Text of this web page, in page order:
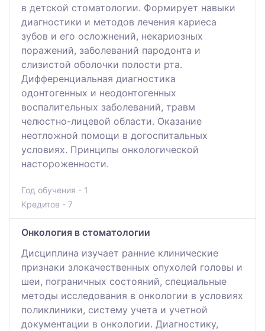
в детской стоматологии. Формирует навыки
диагностики и методов лечения кариеса
зубов и его осложнений, некариозных
поражений, заболеваний пародонта и
слизистой оболочки полости рта.
Дифференциальная диагностика
одонтогенных и неодонтогенных
воспалительных заболеваний, травм
челюстно-лицевой области. Оказание
неотложной помощи в догоспитальных
условиях. Принципы онкологической
настороженности.
Год обучения - 1
Кредитов - 7
Онкология в стоматологии
Дисциплина изучает ранние клинические
признаки злокачественных опухолей головы и
шеи, пограничных состояний, специальные
методы исследования в онкологии в условиях
поликлиники, систему учета и учетной
документации в онкологии. Диагностику,